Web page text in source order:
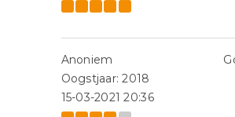
Anoniem
Oogstjaar: 2018
15-03-2021 20:36